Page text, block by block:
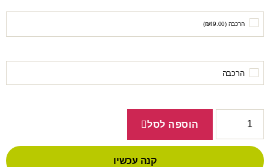
הרכבה ( ₪49.00
)
הרכבה
הוספה לסל
קנה עכשיו